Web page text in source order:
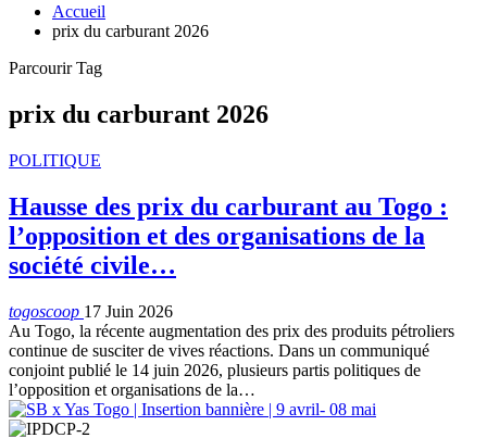
Accueil
prix du carburant 2026
Parcourir Tag
prix du carburant 2026
POLITIQUE
Hausse des prix du carburant au Togo :
l’opposition et des organisations de la
société civile…
togoscoop 17 Juin 2026
Au Togo, la récente augmentation des prix des produits pétroliers
continue de susciter de vives réactions. Dans un communiqué
conjoint publié le 14 juin 2026, plusieurs partis politiques de
l’opposition et organisations de la…